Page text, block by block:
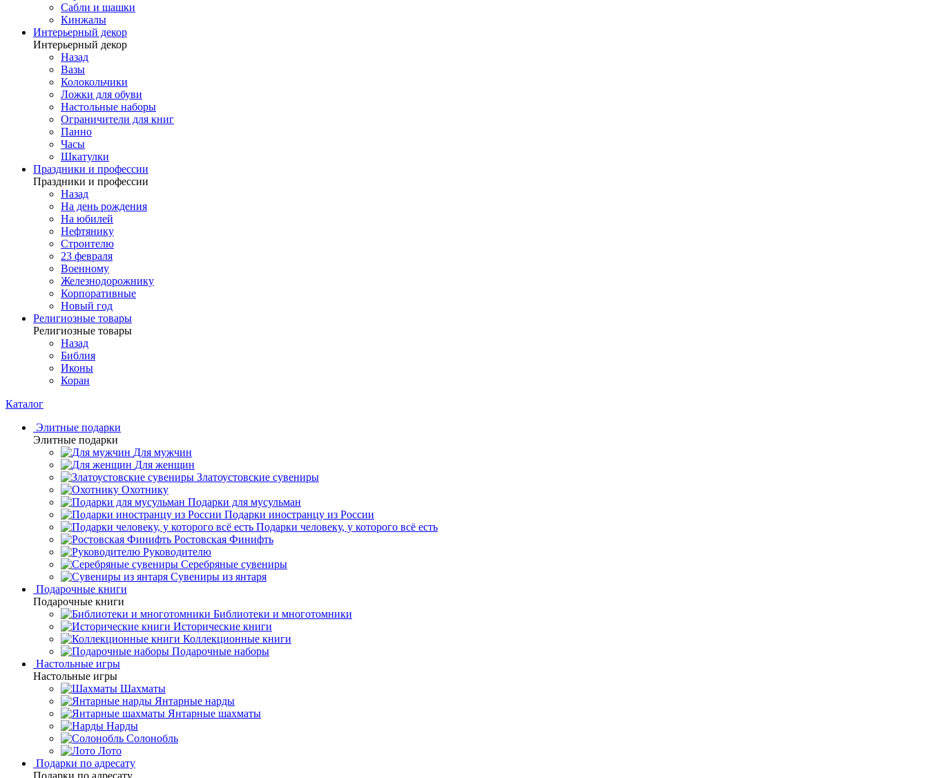
Сабли и шашки
Кинжалы
Интерьерный декор
Интерьерный декор
Назад
Вазы
Колокольчики
Ложки для обуви
Настольные наборы
Ограничители для книг
Панно
Часы
Шкатулки
Праздники и профессии
Праздники и профессии
Назад
На день рождения
На юбилей
Нефтянику
Строителю
23 февраля
Военному
Железнодорожнику
Корпоративные
Новый год
Религиозные товары
Религиозные товары
Назад
Библия
Иконы
Коран
Каталог
Элитные подарки
Элитные подарки
Для мужчин
Для женщин
Златоустовские сувениры
Охотнику
Подарки для мусульман
Подарки иностранцу из России
Подарки человеку, у которого всё есть
Ростовская Финифть
Руководителю
Серебряные сувениры
Сувениры из янтаря
Подарочные книги
Подарочные книги
Библиотеки и многотомники
Исторические книги
Коллекционные книги
Подарочные наборы
Настольные игры
Настольные игры
Шахматы
Янтарные нарды
Янтарные шахматы
Нарды
Солонобль
Лото
Подарки по адресату
Подарки по адресату